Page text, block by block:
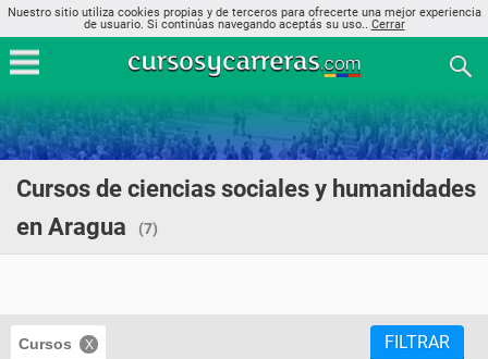
Nuestro sitio utiliza cookies propias y de terceros para ofrecerte una mejor experiencia
de usuario. Si continúas navegando aceptás su uso.. Cerrar
Cursos de ciencias sociales y humanidades
en Aragua
(7)
Cursos FILTRAR